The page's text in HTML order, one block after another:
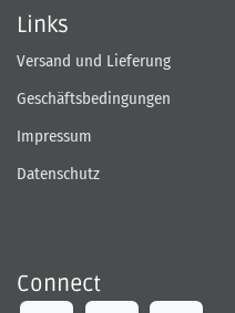
Links
Versand und Lieferung
Geschäftsbedingungen
Impressum
Datenschutz
Connect